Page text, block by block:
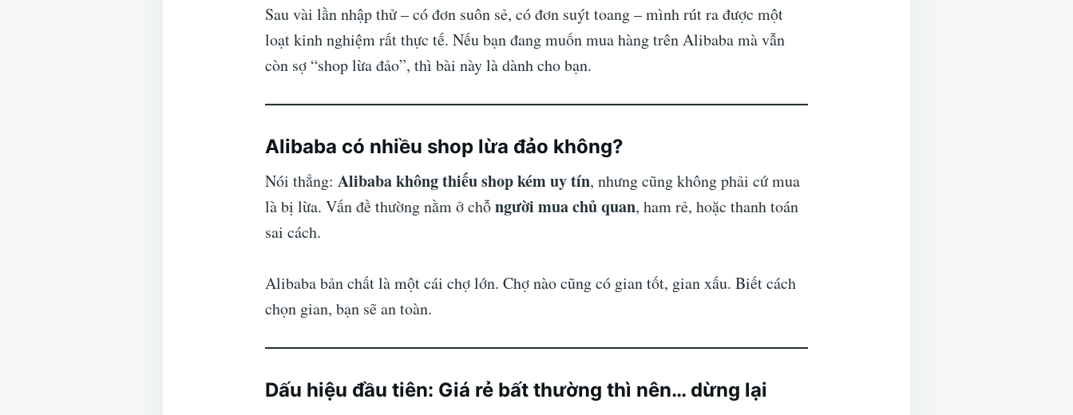
Sau vài lần nhập thử – có đơn suôn sẻ, có đơn suýt toang – mình rút ra được một
loạt kinh nghiệm rất thực tế. Nếu bạn đang muốn mua hàng trên Alibaba mà vẫn
còn sợ “shop lừa đảo”, thì bài này là dành cho bạn.
Alibaba có nhiều shop lừa đảo không?
Nói thẳng: Alibaba không thiếu shop kém uy tín, nhưng cũng không phải cứ mua
là bị lừa. Vấn đề thường nằm ở chỗngười mua chủ quan, ham rẻ, hoặc thanh toán
sai cách.
Alibaba bản chất là một cái chợ lớn. Chợ nào cũng có gian tốt, gian xấu. Biết cách
chọn gian, bạn sẽ an toàn.
Dấu hiệu đầu tiên: Giá rẻ bất thường thì nên… dừng lại